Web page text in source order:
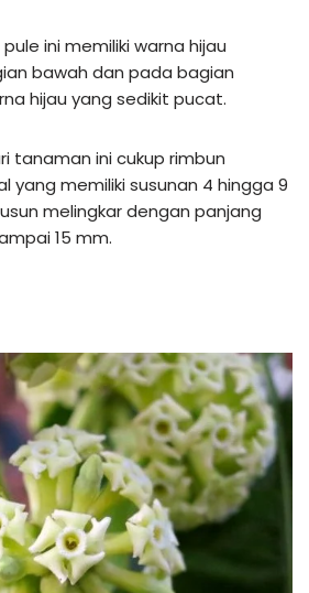
ini memiliki warna hijau
bawah dan pada bagian
hijau yang sedikit pucat.
tanaman ini cukup rimbun
yang memiliki susunan 4 hingga 9
melingkar dengan panjang
15 mm.